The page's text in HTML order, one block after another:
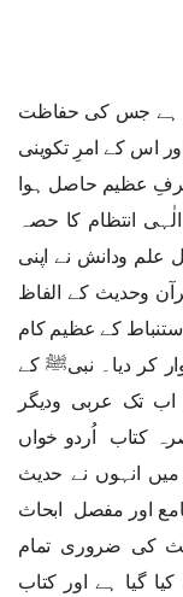
ہے جس کی حفاظت
اس کے امرِ تکوینی
عظیم حاصل ہوا
انتظام کا حصہ
علم ودانش نے اپنی
وحدیث کے الفاظ
کے عظیم کام
کر دیا۔ نبیﷺ کے
تک عربی ودیگر
کتاب اُردو خواں
انہوں نے حدیث
اور مفصل ابحاث
کی ضروری تمام
گیا ہے اور کتاب